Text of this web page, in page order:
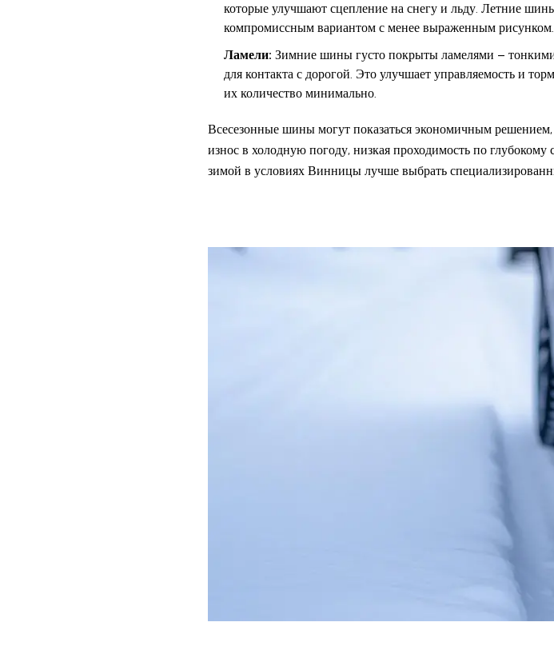
которые улучшают сцепление на снегу и льду. Летние
компромиссным вариантом с менее выраженным рисунком.
Ламели: Зимние шины густо покрыты ламелями –
для контакта с дорогой. Это улучшает управляемость и
их количество минимально.
Всесезонные шины могут показаться экономичным
износ в холодную погоду, низкая проходимость по
зимой в условиях Винницы лучше выбрать